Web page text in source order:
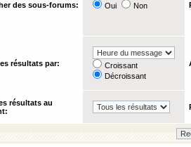
des sous-forums: Oui Non
résultats par:
Croissant
Décroissant
résultats au